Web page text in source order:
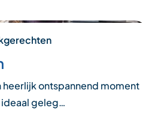
heerlijk ontspannend moment
ideaal geleg…